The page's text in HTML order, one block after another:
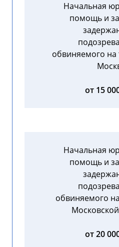
Начальная
помощь и
обвиняемого на
от 15
Начальная
помощь и
обвиняемого
от 20